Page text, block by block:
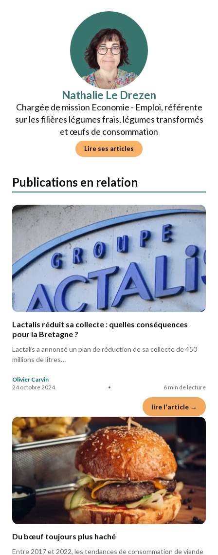
Nathalie Le Drezen
Chargée de mission Economie - Emploi, référente
sur les filières légumes frais, légumes transformés
et œufs de consommation
Lire ses articles
Publications en relation
Lactalis réduit sa collecte : quelles conséquences
pour la Bretagne ?
Lactalis a annoncé un plan de réduction de sa collecte de 450
millions de litres…
Olivier Carvin
24 octobre 2024
• 6 min de lecture
lire l'article →
Du bœuf toujours plus haché
Entre 2017 et 2022, les tendances de consommation de viande